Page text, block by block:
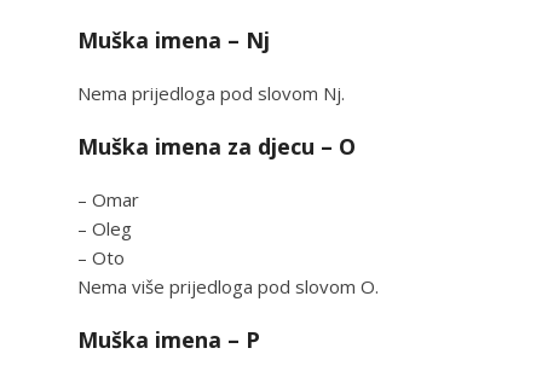
Muška imena – Nj
Nema prijedloga pod slovom Nj.
Muška imena za djecu – O
– Omar
– Oleg
– Oto
Nema više prijedloga pod slovom O.
Muška imena – P